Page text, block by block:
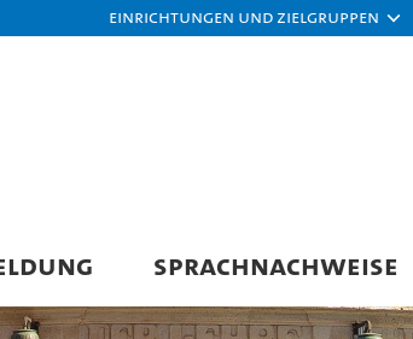
Einrichtungen und Zielgruppen
SPRACHNACHWEISE